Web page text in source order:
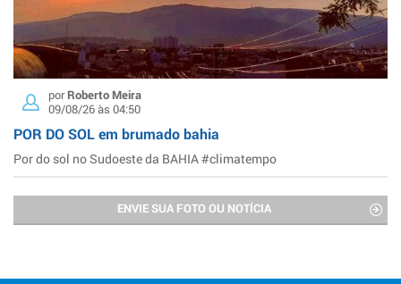
porRoberto Meira
09/08/26 às 04:50
POR DO SOL em brumado bahia
Por do sol no Sudoeste da BAHIA #climatempo
ENVIE SUA FOTO OU NOTÍCIA